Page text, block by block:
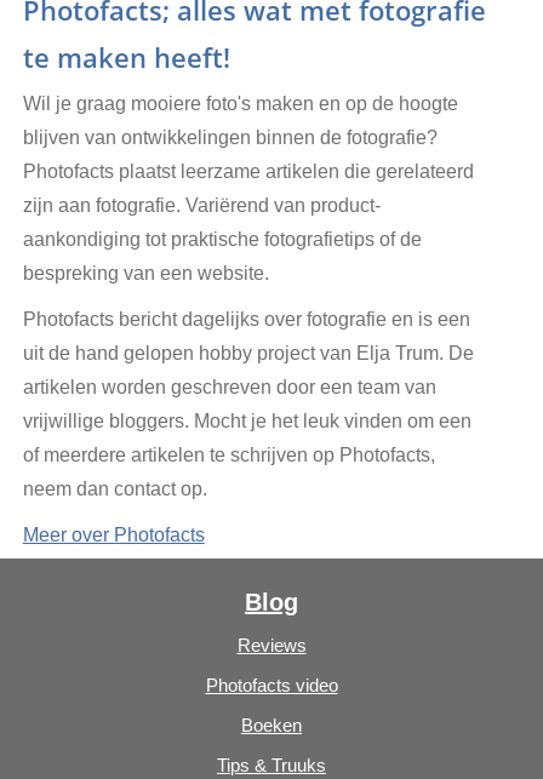
Photofacts; alles wat met fotografie
te maken heeft!
Wil je graag mooiere foto's maken en op de hoogte
blijven van ontwikkelingen binnen de fotografie?
Photofacts plaatst leerzame artikelen die gerelateerd
zijn aan fotografie. Variërend van product-
aankondiging tot praktische fotografietips of de
bespreking van een website.
Photofacts bericht dagelijks over fotografie en is een
uit de hand gelopen hobby project van Elja Trum. De
artikelen worden geschreven door een team van
vrijwillige bloggers. Mocht je het leuk vinden om een
of meerdere artikelen te schrijven op Photofacts,
neem dan contact op.
Meer over Photofacts
Blog
Reviews
Photofacts video
Boeken
Tips & Truuks